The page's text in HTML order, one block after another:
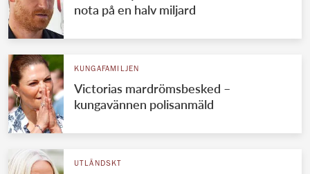
nota på en halv miljard
KUNGAFAMILJEN
Victorias mardrömsbesked –
kungavännen polisanmäld
UTLÄNDSKT